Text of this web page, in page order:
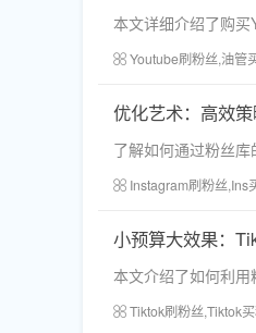
本文详细介绍了购买
Youtube刷粉丝,油管
优化艺术：高效
了解如何通过粉丝
Instagram刷粉丝,Ins
小预算大效果：
本文介绍了如何利用
Tiktok刷粉丝,Tiktok